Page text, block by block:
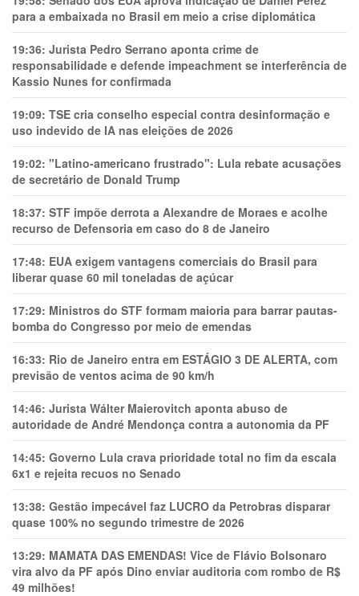
para a embaixada no Brasil em meio a crise diplomática
19:36: Jurista Pedro Serrano aponta crime de
responsabilidade e defende impeachment se interferência de
Kassio Nunes for confirmada
19:09: TSE cria conselho especial contra desinformação e
uso indevido de IA nas eleições de 2026
19:02: "Latino-americano frustrado": Lula rebate acusações
de secretário de Donald Trump
18:37: STF impõe derrota a Alexandre de Moraes e acolhe
recurso de Defensoria em caso do 8 de Janeiro
17:48: EUA exigem vantagens comerciais do Brasil para
liberar quase 60 mil toneladas de açúcar
17:29: Ministros do STF formam maioria para barrar pautas-
bomba do Congresso por meio de emendas
16:33: Rio de Janeiro entra em ESTÁGIO 3 DE ALERTA, com
previsão de ventos acima de 90 km/h
14:46: Jurista Wálter Maierovitch aponta abuso de
autoridade de André Mendonça contra a autonomia da PF
14:45: Governo Lula crava prioridade total no fim da escala
6x1 e rejeita recuos no Senado
13:38: Gestão impecável faz LUCRO da Petrobras disparar
quase 100% no segundo trimestre de 2026
13:29: MAMATA DAS EMENDAS! Vice de Flávio Bolsonaro
vira alvo da PF após Dino enviar auditoria com rombo de R$
49 milhões!